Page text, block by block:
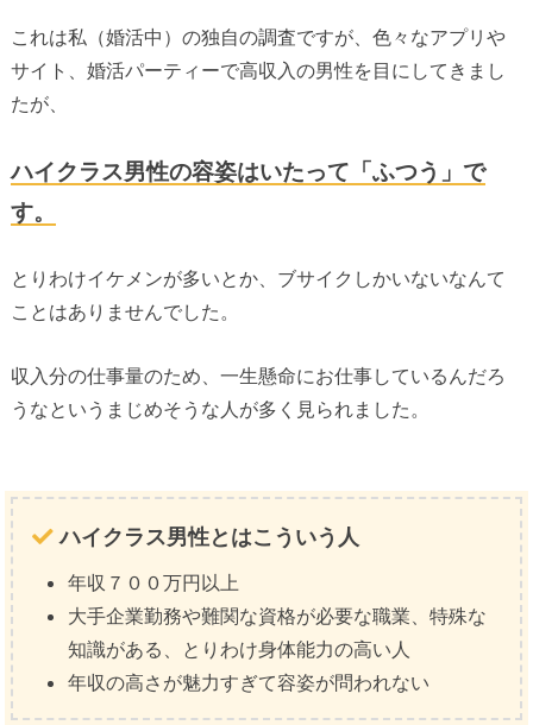
これは私（婚活中）の独自の調査ですが、色々なアプリや
サイト、婚活パーティーで高収入の男性を目にしてきまし
たが、
ハイクラス男性の容姿はいたって「ふつう」で
す。
とりわけイケメンが多いとか、ブサイクしかいないなんて
ことはありませんでした。
収入分の仕事量のため、一生懸命にお仕事しているんだろ
うなというまじめそうな人が多く見られました。
ハイクラス男性とはこういう人
年収７００万円以上
大手企業勤務や難関な資格が必要な職業、特殊な
知識がある、とりわけ身体能力の高い人
年収の高さが魅力すぎて容姿が問われない